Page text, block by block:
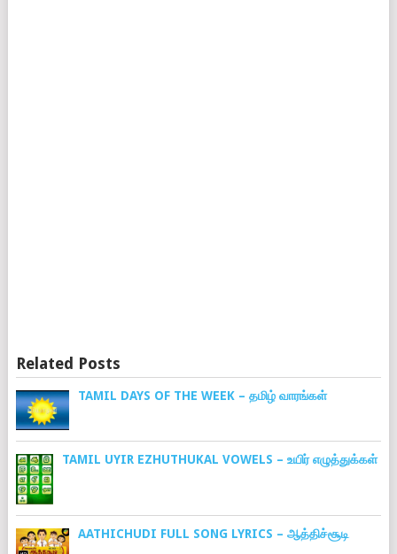
Related Posts
TAMIL DAYS OF THE WEEK – தமிழ் வாரங்கள்
TAMIL UYIR EZHUTHUKAL VOWELS – உயிர் எழுத்துக்கள்
AATHICHUDI FULL SONG LYRICS – ஆத்திச்சூடி